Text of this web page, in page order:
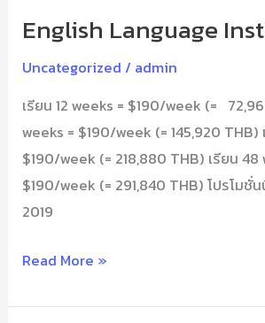
English Language
Uncategorized / admin
เรียน 12 weeks = $190/week (=
weeks = $190/week (= 145,920 THB)
$190/week (= 218,880 THB) เรียน 48
$190/week (= 291,840 THB) โปรโมชั่
2019
English
Institute
(ELI)
Read More »